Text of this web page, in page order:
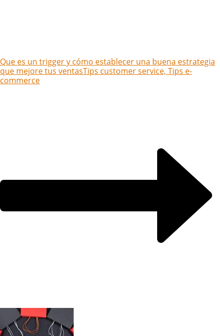
Que es un trigger y cómo establecer una buena estrategia
que mejore tus ventasTips customer service, Tips e-
commerce